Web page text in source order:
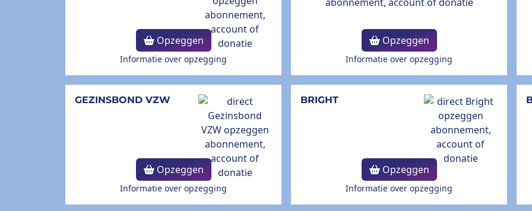
Opzeggen
Informatie over opzegging
Opzeggen
Informatie over opzegging
GEZINSBOND VZW
Opzeggen
Informatie over opzegging
BRIGHT
Opzeggen
Informatie over opzegging